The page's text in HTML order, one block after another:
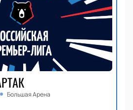
Большая Арена